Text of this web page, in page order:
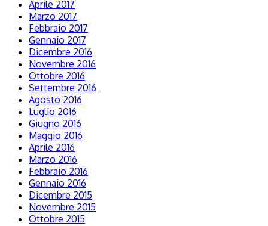
Aprile 2017
Marzo 2017
Febbraio 2017
Gennaio 2017
Dicembre 2016
Novembre 2016
Ottobre 2016
Settembre 2016
Agosto 2016
Luglio 2016
Giugno 2016
Maggio 2016
Aprile 2016
Marzo 2016
Febbraio 2016
Gennaio 2016
Dicembre 2015
Novembre 2015
Ottobre 2015